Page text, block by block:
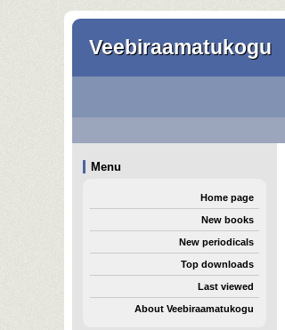
Veebiraamatukogu
Menu
Home page
New books
New periodicals
Top downloads
Last viewed
About Veebiraamatukogu